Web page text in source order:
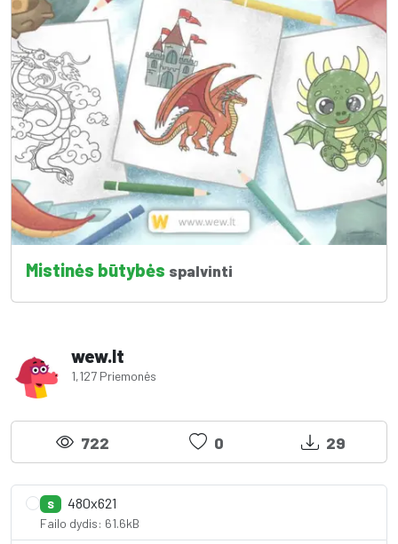
Mistinės būtybės spalvinti
wew.lt
1,127 Priemonės
722 0 29
S 480x621
Failo dydis: 61.6kB